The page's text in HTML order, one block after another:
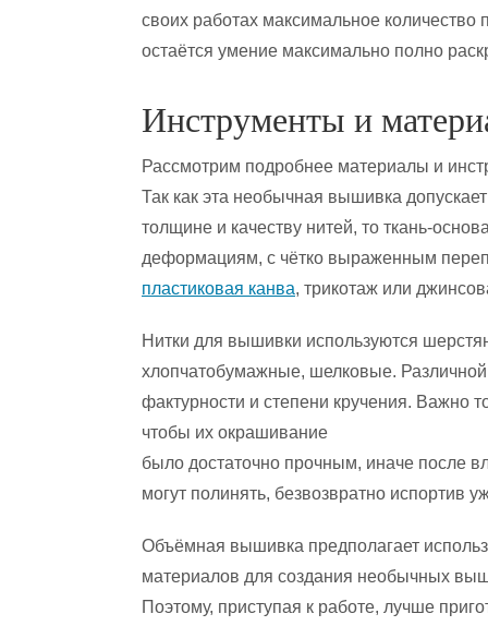
своих работах максимальное
остаётся умение максимально полно
Инструменты и
Рассмотрим подробнее материалы и
Так как эта необычная вышивка
толщине и качеству нитей, то ткань-
деформациям, с чётко выраженным
пластиковая канва, трикотаж или
Нитки для вышивки используются
хлопчатобумажные, шелковые.
фактурности и степени кручения. Важно
чтобы их окрашивание
было достаточно прочным, иначе после
могут полинять, безвозвратно испортив
Объёмная вышивка предполагает
материалов для создания необычных
Поэтому, приступая к работе, лучше